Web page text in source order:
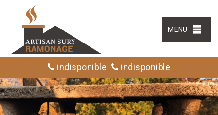
MENU
indisponible indisponible